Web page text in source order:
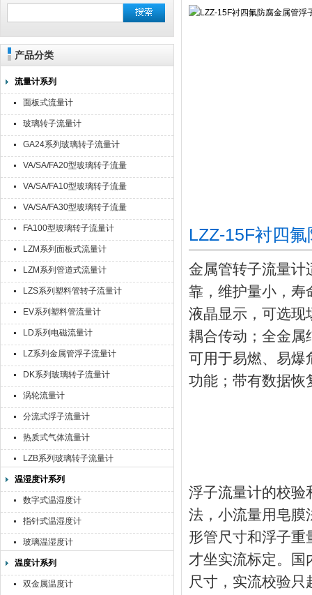
产品分类
流量计系列
面板式流量计
玻璃转子流量计
GA24系列玻璃转子流量计
VA/SA/FA20型玻璃转子流量
计
VA/SA/FA10型玻璃转子流量
计
VA/SA/FA30型玻璃转子流量
计
FA100型玻璃转子流量计
LZM系列面板式流量计
LZM系列管道式流量计
LZS系列塑料管转子流量计
EV系列塑料管流量计
LD系列电磁流量计
LZ系列金属管浮子流量计
DK系列玻璃转子流量计
涡轮流量计
分流式浮子流量计
热质式气体流量计
LZB系列玻璃转子流量计
温湿度计系列
数字式温湿度计
指针式温湿度计
玻璃温湿度计
温度计系列
双金属温度计
LZZ-15F衬四
金属管转子流量计
靠，维护量小，寿
液晶显示，可选现
耦合传动；全金属
可用于易燃、易爆
功能；带有数据恢
浮子流量计的校验
法，小流量用皂膜
形管尺寸和浮子重
才坐实流标定。国
尺寸，实流校验